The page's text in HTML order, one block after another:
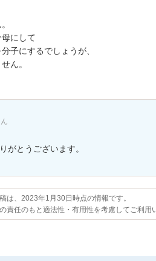
にして
子にするでしょうが、
ん。
がとうございます。
は、2023年1月30日時点の情報です。
責任のもと適法性・有用性を考慮してご利用